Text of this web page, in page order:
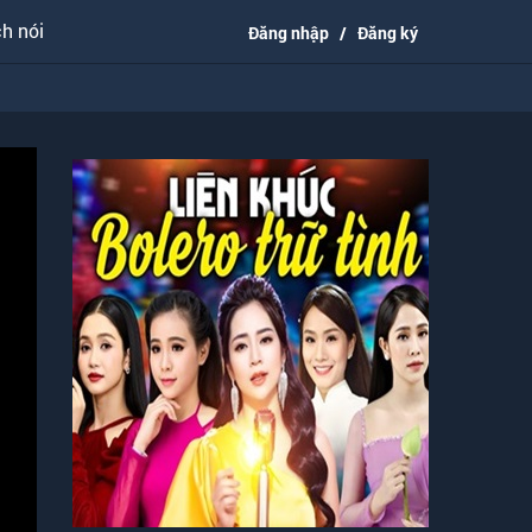
nói Đăng nhập / Đăng ký